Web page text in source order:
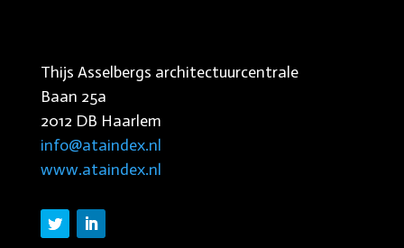
Thijs Asselbergs architectuurcentrale
Baan 25a
2012 DB Haarlem
info@ataindex.nl
www.ataindex.nl